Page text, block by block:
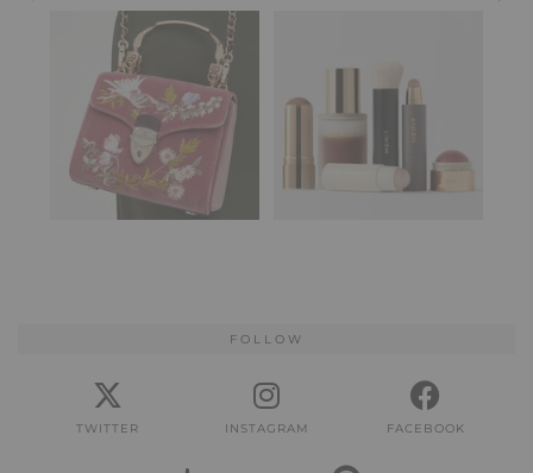
FOLLOW
TWITTER INSTAGRAM FACEBOOK